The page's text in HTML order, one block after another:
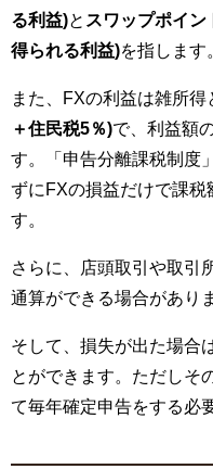
る利益)と スワップポイン
得られる利益)を指します
また、FXの利益は雑所得
＋住民税5％)で、利益額
す。「申告分離課税制度
ずにFXの損益だけで課
す。
さらに、店頭取引や取引
通算ができる場合があり
そして、損失が出た場合
とができます。ただしそ
て毎年確定申告をする必